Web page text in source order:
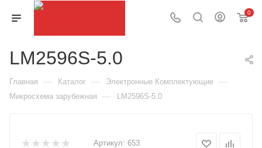
0
LM2596S-5.0
Главная — Каталог — Электронные Комплектующие —
Микросхема зарубежная — LM2596S-5.0
Артикул: 653